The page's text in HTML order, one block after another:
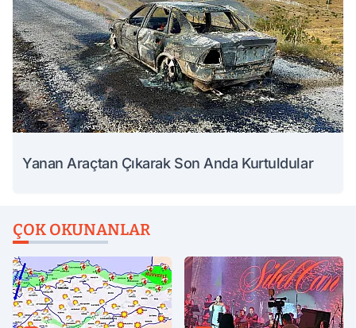
Yanan Araçtan Çıkarak Son Anda Kurtuldular
ÇOK OKUNANLAR